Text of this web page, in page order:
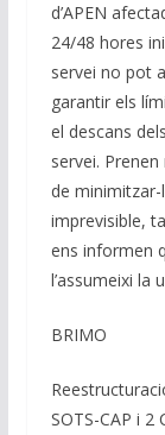
d’APEN
24/48 hores
servei no pot
garantir els
el descans
servei.
de
imprevisible,
ens informen
l’assumeixi la
BRIMO
SOTS-CAP i 2